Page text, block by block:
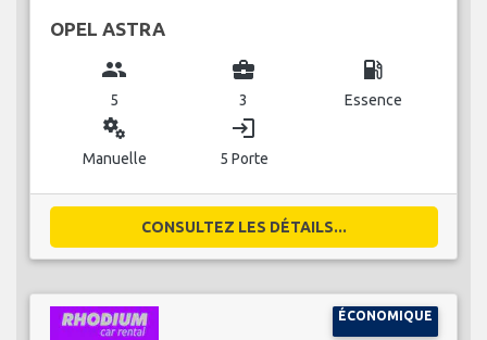
OPEL ASTRA
group
5
business_center
3
local_gas_station
Essence
miscellaneous_services
Manuelle
login
5 Porte
CONSULTEZ LES DÉTAILS...
ÉCONOMIQUE